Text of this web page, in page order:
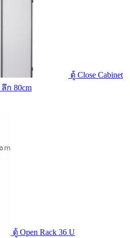
ตู้ Close Cabinet
ลึก 80cm
ตู้ Open Rack 36 U